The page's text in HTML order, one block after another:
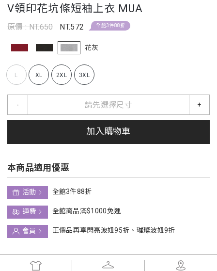
V領印花坑條短袖上衣 MUA
原價 : NT.650 NT.572 全館3件88折
花灰
L XL 2XL 3XL
請先選擇尺寸
- +
加入購物車
本商品適用優惠
活動
全館3件88折
運費
全館商品滿$1000免運
會員
正價品再享閃亮波妞95折、璀璨波妞9折